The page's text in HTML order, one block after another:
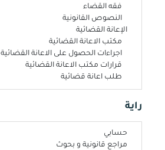
فقه القضاء
النصوص القانونية
الإعانة القضائية
مكتب الاعانة القضائية
اجراءات الحصول على الاعانة القضائية
قرارات مكتب الاعانة القضائية
طلب اعانة قضائية
راية
حسابي
مراجع قانونية و بحوث